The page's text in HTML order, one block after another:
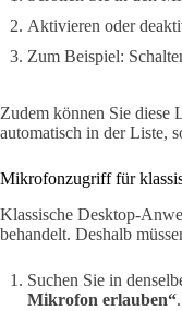
Aktivieren oder
Zum Beispiel:
Zudem können Sie diese
automatisch in der Liste,
Mikrofonzugriff für
Klassische Desktop-
behandelt. Deshalb
Suchen Sie in
Mikrofon erlauben“.